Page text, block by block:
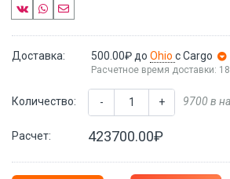
Доставка: 500.00₽ до Ohio с Cargo
Расчетное время доставки:
Количество: - + 9700 в
Расчет: 423700.00₽